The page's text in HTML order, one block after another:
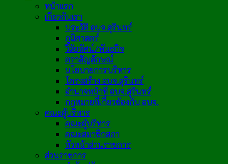
หน้าแรก
เกี่ยวกับเรา
ประวัติ อบจ.สุรินทร์
ภูมิศาสตร์
วิสัยทัศน์/พันธกิจ
ตราสัญลักษณ์
นโยบายการบริหาร
โครงสร้าง อบจ.สุรินทร์
อำนาจหน้าที่ อบจ.สุรินทร์
กฎหมายที่เกี่ยวข้องกับ อบจ.
คณะผู้บริหาร
คณะผู้บริหาร
คณะสมาชิกสภา
หัวหน้าส่วนราชการ
ส่วนราชการ